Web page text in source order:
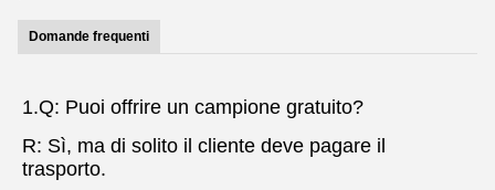
Domande frequenti
1.Q: Puoi offrire un campione gratuito?
R: Sì, ma di solito il cliente deve pagare il
trasporto.